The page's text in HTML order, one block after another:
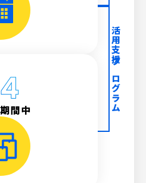
活用支援プログラム
間中